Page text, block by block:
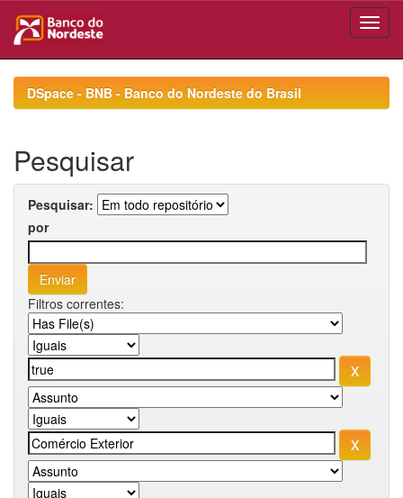
navigationDSpace - BNB - Banco do Nordeste do Brasil
Pesquisar
Pesquisar:
por
Filtros correntes: